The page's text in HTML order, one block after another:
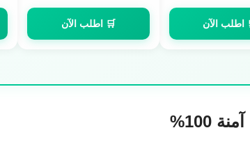
اطلب الآن 🛒 اطلب الآن